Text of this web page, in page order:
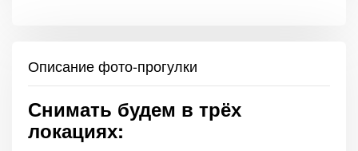
Описание фото-прогулки
Снимать будем в трёх
локациях: